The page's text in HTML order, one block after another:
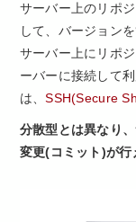
サーバー上のリポ
して、バージョンを
サーバー上にリポ
ーバーに接続して
は、SSH(Secure
分散型とは異なり
変更(コミット)が行